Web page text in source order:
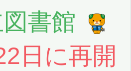
書館
日に再開